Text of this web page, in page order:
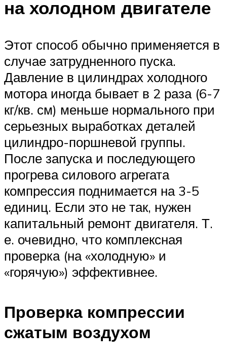
на холодном двигателе
Этот способ обычно применяется в
случае затрудненного пуска.
Давление в цилиндрах холодного
мотора иногда бывает в 2 раза (6-7
кг/кв. см) меньше нормального при
серьезных выработках деталей
цилиндро-поршневой группы.
После запуска и последующего
прогрева силового агрегата
компрессия поднимается на 3-5
единиц. Если это не так, нужен
капитальный ремонт двигателя. Т.
е. очевидно, что комплексная
проверка (на «холодную» и
«горячую») эффективнее.
Проверка компрессии
сжатым воздухом